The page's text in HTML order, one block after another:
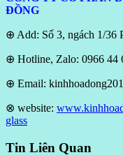
ĐỒNG
⊕ Add: Số 3, ngách 1/36
⊕ Hotline, Zalo: 0966 44
⊕ Email:
⊗ website:
glass
Tin Liên Quan